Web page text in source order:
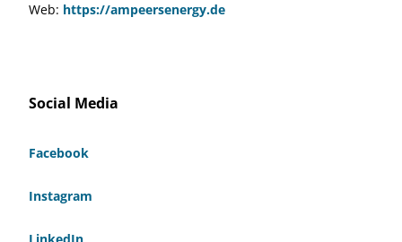
Web: https://ampeersenergy.de
Social Media
Facebook
Instagram